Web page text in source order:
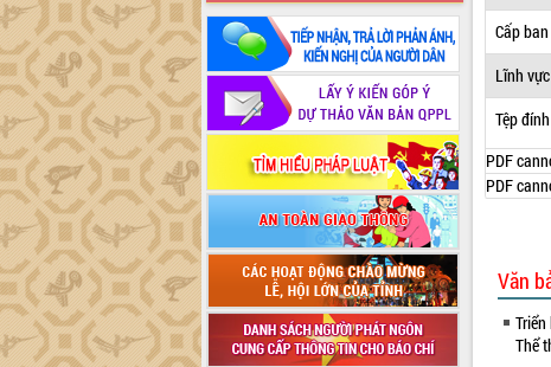
Cấp
Lĩnh vực
Tệp
PDF
PDF
Văn
Thể